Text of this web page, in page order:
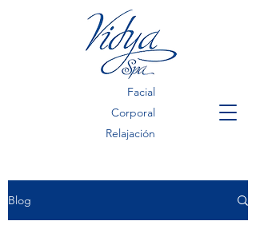
Facial
Corporal
Relajación
Blog